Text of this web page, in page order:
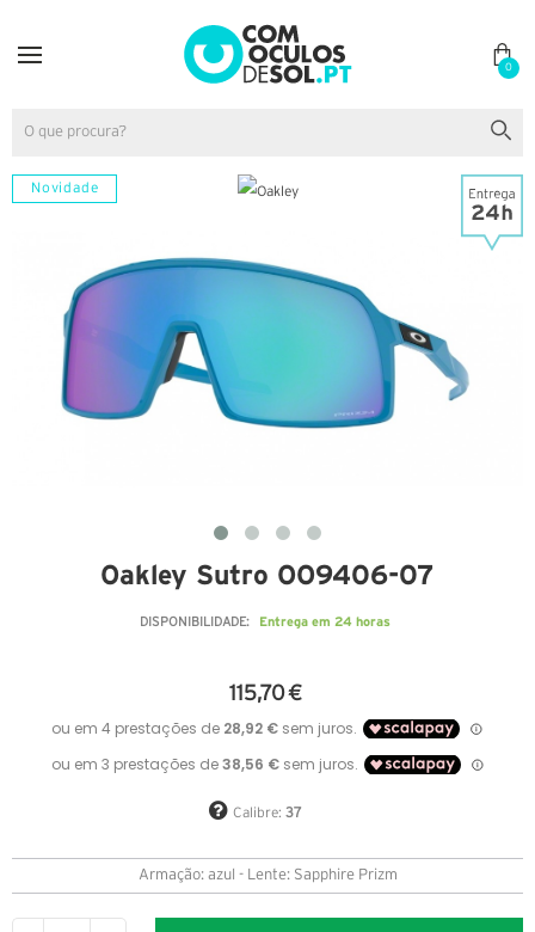
0
Novidade
Oakley Sutro OO9406-07
DISPONIBILIDADE: Entrega em 24 horas
115,70 €
Calibre: 37
Armação: azul - Lente: Sapphire Prizm